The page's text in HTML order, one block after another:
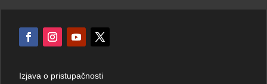
Izjava o pristupačnosti